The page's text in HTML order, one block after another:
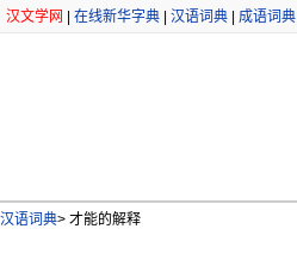
汉文学网 在线新华字典 汉语词典 成语词典
汉语词典> 才能的解释